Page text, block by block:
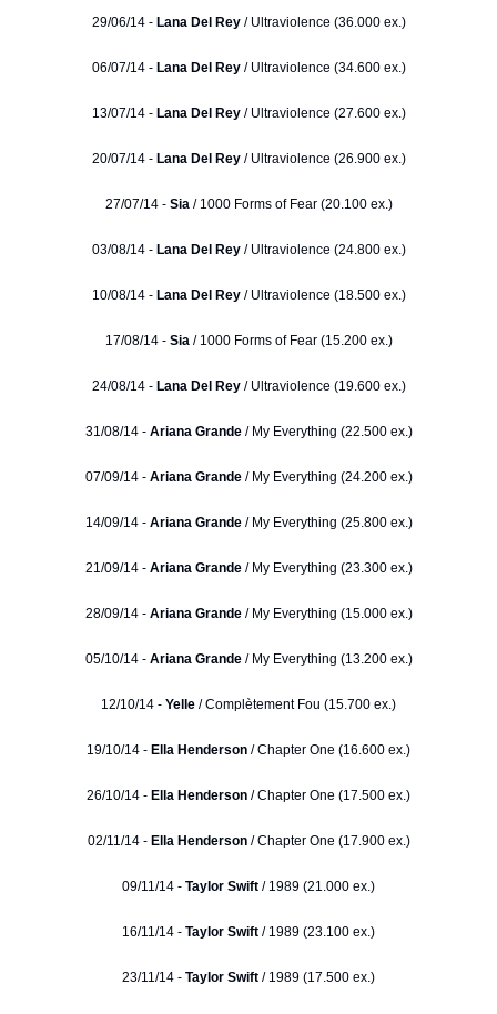
29/06/14 - Lana Del Rey / Ultraviolence (36.000 ex.)
06/07/14 - Lana Del Rey/ Ultraviolence (34.600 ex.)
13/07/14 -Lana Del Rey / Ultraviolence (27.600 ex.)
20/07/14 -Lana Del Rey/ Ultraviolence (26.900 ex.)
27/07/14 - Sia / 1000 Forms of Fear (20.100 ex.)
03/08/14 - Lana Del Rey / Ultraviolence (24.800 ex.)
10/08/14 - Lana Del Rey/ Ultraviolence (18.500 ex.)
17/08/14 - Sia / 1000 Forms of Fear (15.200 ex.)
24/08/14 -Lana Del Rey/ Ultraviolence (19.600 ex.)
31/08/14 - Ariana Grande/ My Everything (22.500 ex.)
07/09/14 - Ariana Grande/ My Everything (24.200 ex.)
14/09/14 - Ariana Grande/ My Everything (25.800 ex.)
21/09/14 - Ariana Grande/ My Everything (23.300 ex.)
28/09/14 - Ariana Grande/ My Everything (15.000 ex.)
05/10/14 -Ariana Grande/ My Everything (13.200 ex.)
12/10/14 - Yelle / Complètement Fou (15.700 ex.)
19/10/14 - Ella Henderson / Chapter One (16.600 ex.)
26/10/14 - Ella Henderson / Chapter One (17.500 ex.)
02/11/14 - Ella Henderson/ Chapter One (17.900 ex.)
09/11/14 - Taylor Swift / 1989 (21.000 ex.)
16/11/14 - Taylor Swift / 1989 (23.100 ex.)
23/11/14 - Taylor Swift / 1989 (17.500 ex.)